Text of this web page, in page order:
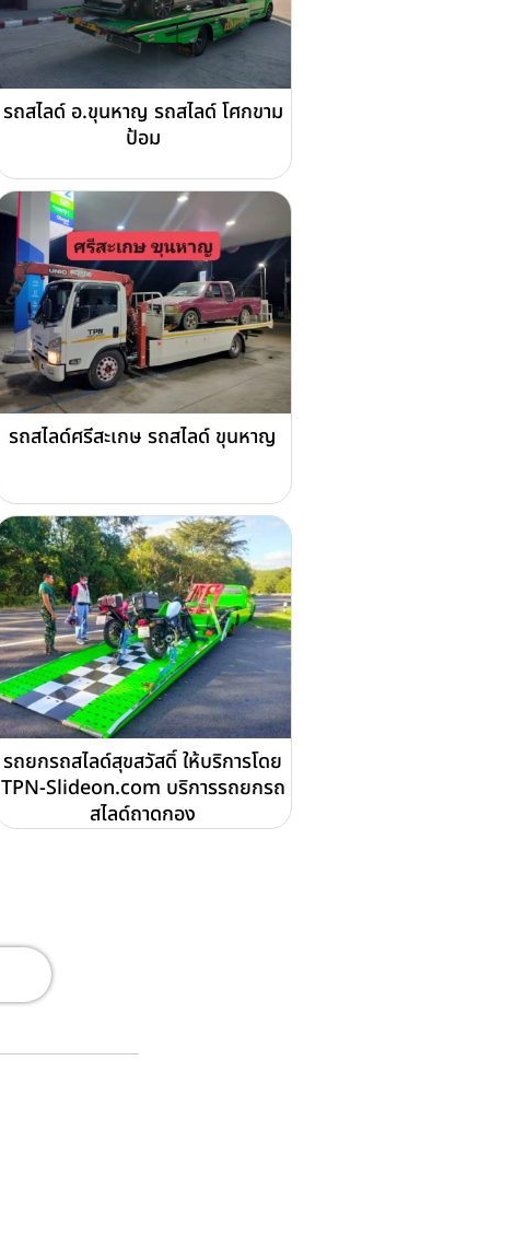
รถสไลด์ อ.ขุนหาญ รถสไลด์ โศกขาม
ป้อม
รถสไลด์ศรีสะเกษ รถสไลด์ ขุนหาญ
รถยกรถสไลด์สุขสวัสดิ์ ให้บริการโดย
TPN-Slideon.com บริการรถยกรถ
สไลด์ถาดกอง